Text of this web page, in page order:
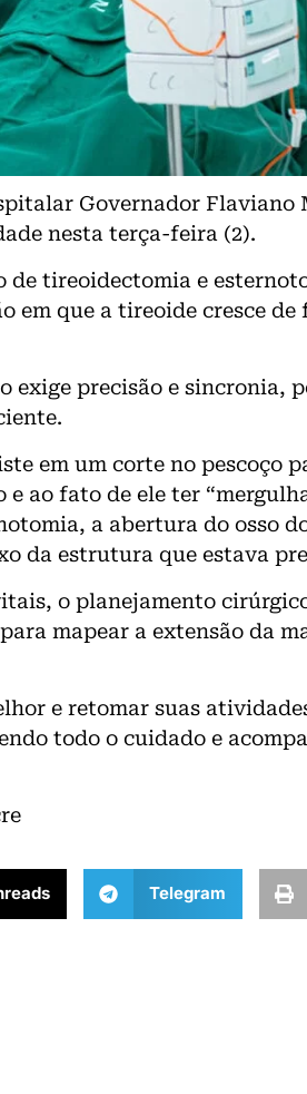
Governador Flaviano
nesta terça-feira (2).
de tireoidectomia e
em que a tireoide cresce de
exige precisão e sincronia,
em um corte no pescoço
ao fato de ele ter
a abertura do osso
da estrutura que estava
o planejamento
mapear a extensão da
e retomar suas
todo o cuidado e
Telegram